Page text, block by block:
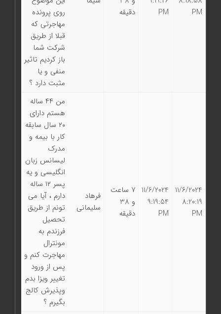
PM
PM
دقیقه
روی پرونده
مهاجرتی که
قبلا از طریق
شرکت شما
باز کردیم تاثیر
منفی و یا
مثبت دارد ؟
11/6/2024
8:20:19
PM
11/6/2024
9:19:54
PM
7 ساعت
و 38
دقیقه
فرهاد
سلیمانی
من ۴۴ ساله
هستم دارای
۲۰ سال سابقه
کار با بیمه و
مدرک
لیسانس زبان
انگلیسی و یه
پسر ۱۲ ساله
دارم ، آیا می
تونم از طریق
تحصیل
فرزندم به
مونترال
مهاجرت کنم و
پس از ورود
تغییر ویزا بدم
وپذیرش کالج
بگیرم ؟